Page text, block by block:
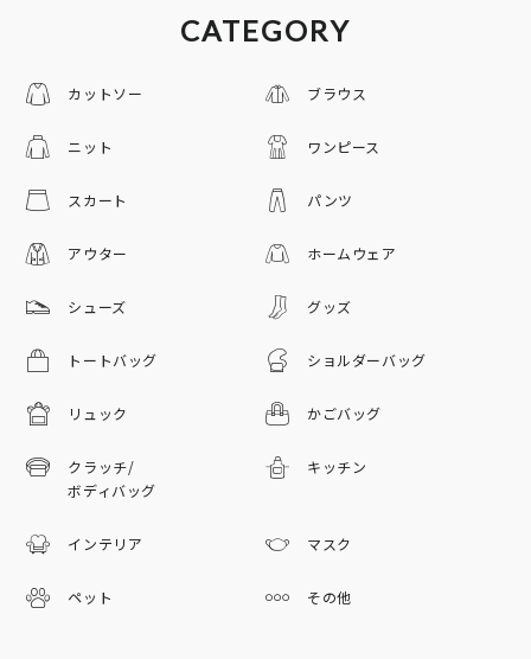
CATEGORY
カットソー ブラウス
ニット ワンピース
スカート パンツ
アウター ホームウェア
シューズ グッズ
トートバッグ ショルダーバッグ
リュック かごバッグ
クラッチ/
ボディバッグ
キッチン
インテリア マスク
ペット その他